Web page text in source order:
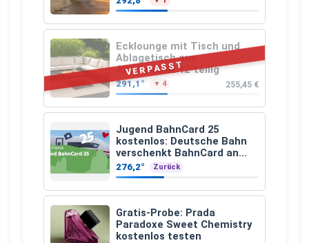
VERPASST
Ecklounge mit Tisch und
Ablagetisch aus
Akazienholz 12-teilig
291,1° ▼ 4 255,45 €
Jugend BahnCard 25
kostenlos: Deutsche Bahn
verschenkt BahnCard an
Kinder und Jugendliche
276,2° Zurück
Gratis-Probe: Prada
Paradoxe Sweet Chemistry
kostenlos testen